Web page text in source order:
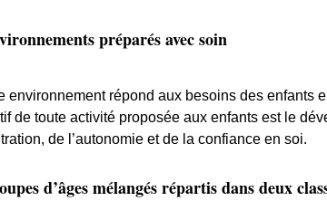
préparés avec soin
environnement répond aux besoins des enfants
de toute activité proposée aux enfants est le
de l’autonomie et de la confiance en soi.
d’âges mélangés répartis dans deux